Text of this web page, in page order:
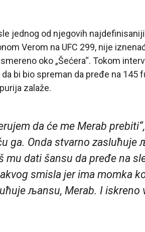
jednog od njegovih
Verom na UFC 299, nije
oko „Šećera“. Tokom
bi bio spreman da pređe na 145
zalaže.
da će me Merab
ga. Onda stvarno zasluћuje
dati šansu da pređe na
smisla jer ima momka
љansu, Merab. I iskreno